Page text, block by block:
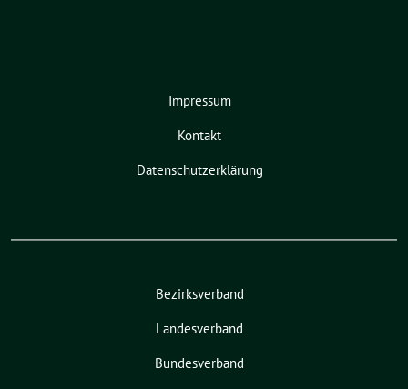
Impressum
Kontakt
Datenschutzerklärung
Bezirksverband
Landesverband
Bundesverband